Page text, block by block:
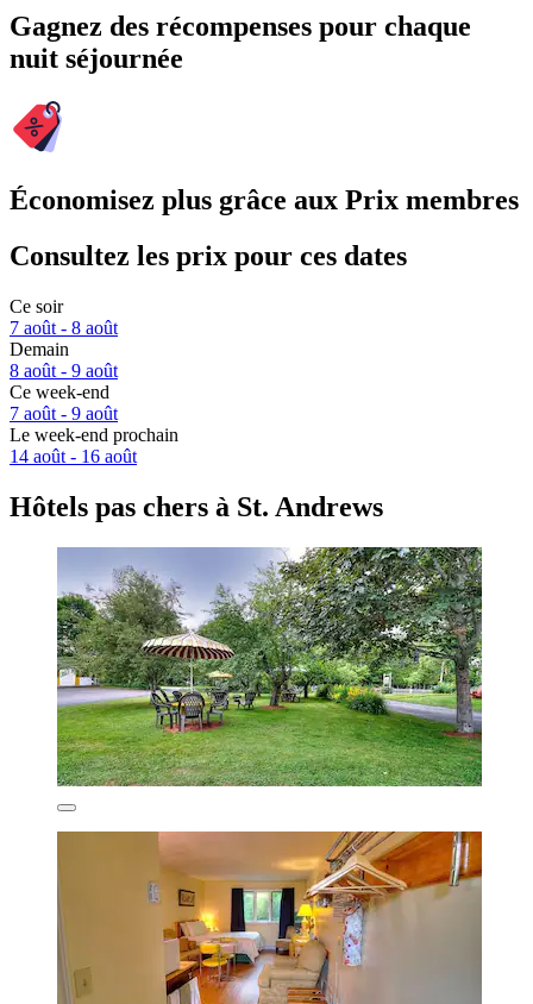
Gagnez des récompenses pour chaque
nuit séjournée
Économisez plus grâce aux Prix membres
Consultez les prix pour ces dates
Ce soir
7 août - 8 août
Demain
8 août - 9 août
Ce week-end
7 août - 9 août
Le week-end prochain
14 août - 16 août
Hôtels pas chers à St. Andrews